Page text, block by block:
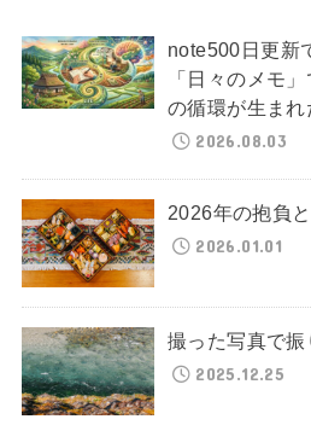
note500日更新
「日々のメモ
の循環が生まれ
2026.08.03
2026年の抱負
2026.01.01
撮った写真で
2025.12.25